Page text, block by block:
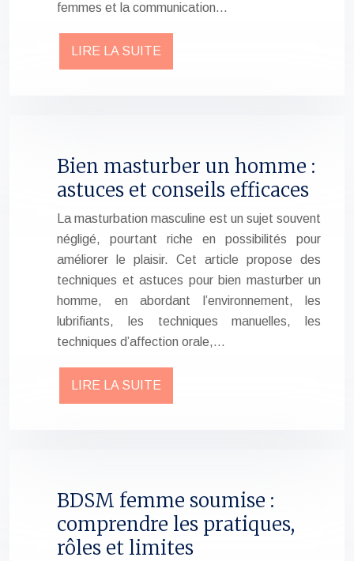
femmes et la communication…
LIRE LA SUITE
Bien masturber un homme :
astuces et conseils efficaces
La masturbation masculine est un sujet souvent
négligé, pourtant riche en possibilités pour
améliorer le plaisir. Cet article propose des
techniques et astuces pour bien masturber un
homme, en abordant l’environnement, les
lubrifiants, les techniques manuelles, les
techniques d’affection orale,…
LIRE LA SUITE
BDSM femme soumise :
comprendre les pratiques,
rôles et limites